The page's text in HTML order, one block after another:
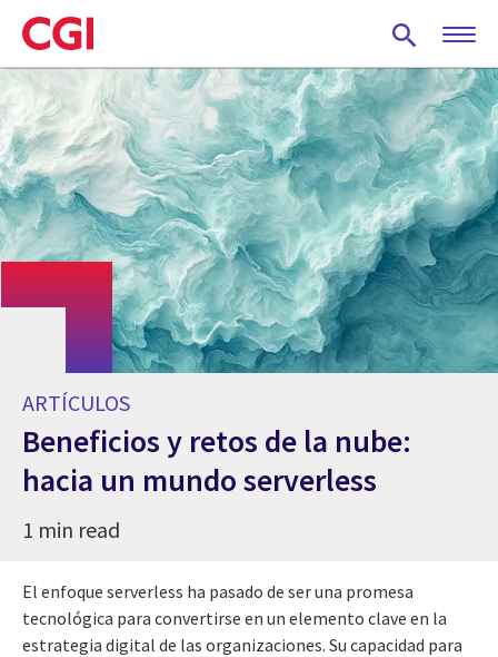
Skip
to
main
content
ARTÍCULOS
Beneficios y retos de la nube:
hacia un mundo serverless
1 min read
El enfoque serverless ha pasado de ser una promesa
tecnológica para convertirse en un elemento clave en la
estrategia digital de las organizaciones. Su capacidad para